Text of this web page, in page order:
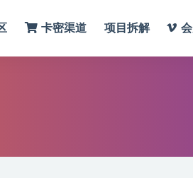
卡密渠道 项目拆解